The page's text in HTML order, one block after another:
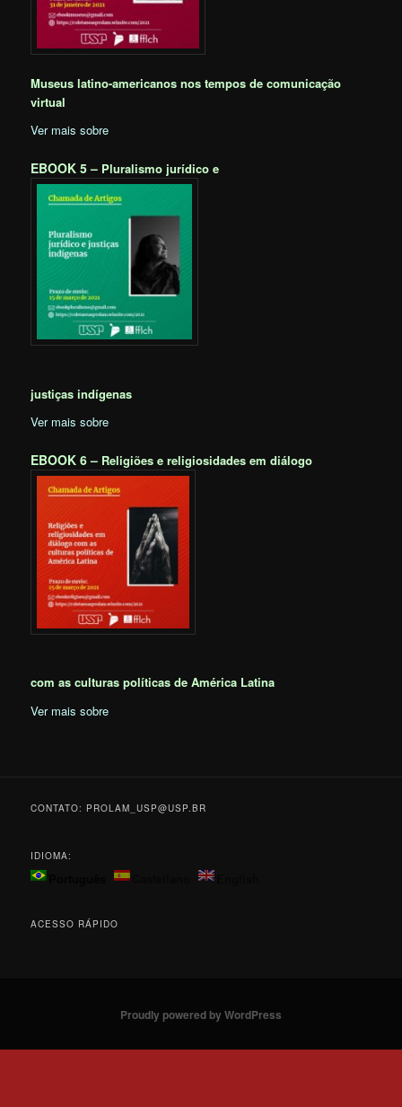
Museus latino-americanos nos tempos de comunicação
virtual
Ver mais sobre
EBOOK 5 – Pluralismo jurídico e
justiças indígenas
Ver mais sobre
EBOOK 6 – Religiões e religiosidades em diálogo
com as culturas políticas de América Latina
Ver mais sobre
CONTATO: PROLAM_USP@USP.BR
IDIOMA:
ACESSO RÁPIDO
Proudly powered by WordPress